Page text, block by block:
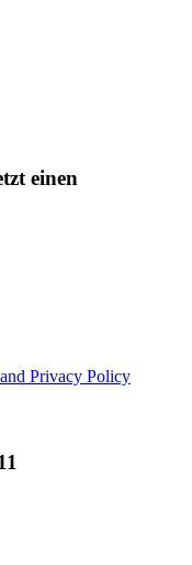
einen
Privacy Policy